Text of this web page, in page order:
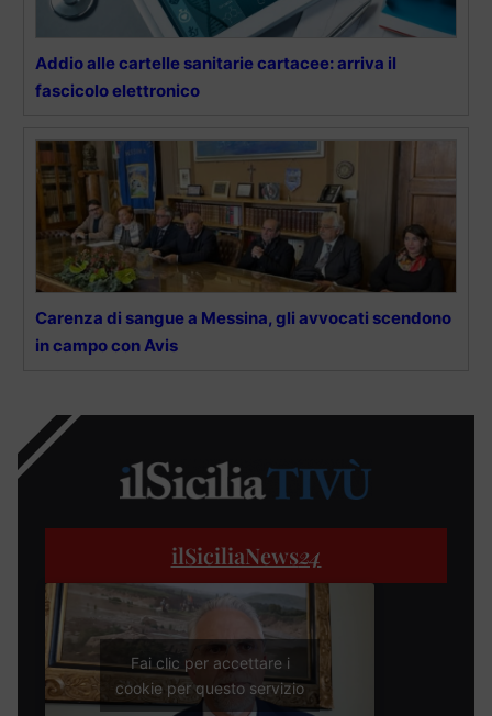
Addio alle cartelle sanitarie cartacee: arriva il
fascicolo elettronico
Carenza di sangue a Messina, gli avvocati scendono
in campo con Avis
ilSiciliaNews24
Fai clic per accettare i
cookie per questo servizio